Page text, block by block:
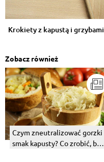
Krokiety z kapustą i grzybami
Zobacz również
Czym zneutralizować gorzki
smak kapusty? Co zrobić, by